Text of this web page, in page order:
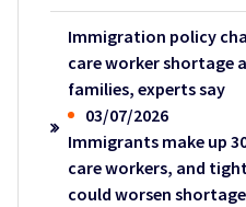
Immigration policy
care worker shortage
families, experts say
03/07/2026
Immigrants make up
care workers, and
could worsen